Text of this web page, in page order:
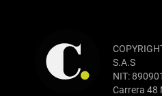
S.A.S
NIT:
Carrera 48